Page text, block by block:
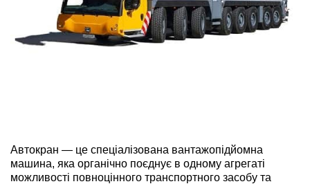
Автокран — це спеціалізована вантажопідйомна
машина, яка органічно поєднує в одному агрегаті
можливості повноцінного транспортного засобу та